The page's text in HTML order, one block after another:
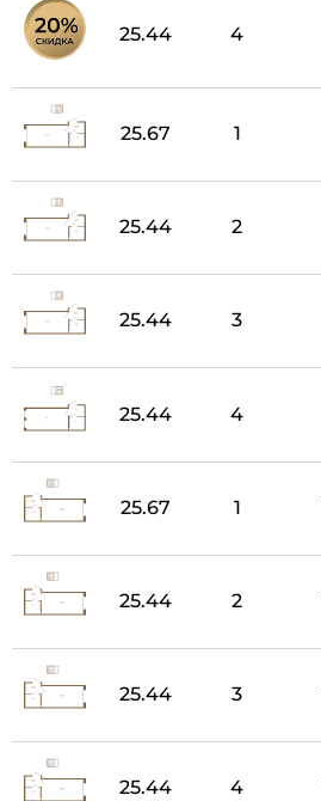
25.44 4
25.67 1
25.44 2
25.44 3
25.44 4
25.67 1
25.44 2
25.44 3
25.44 4